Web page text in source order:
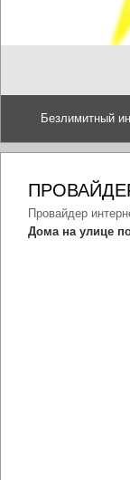
Безлимитный
Провайдер
Дома на улице